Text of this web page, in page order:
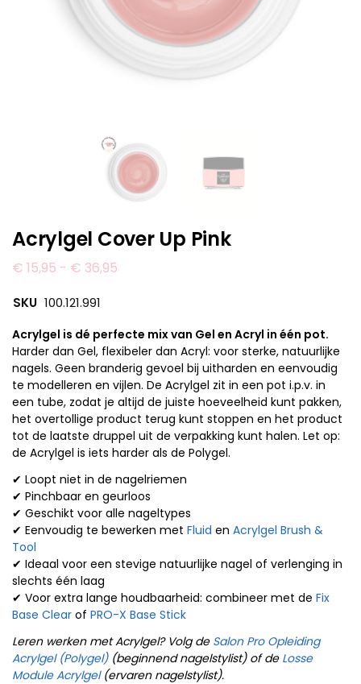
Acrylgel Cover Up Pink
€ 15,95 - € 36,95
SKU 100.121.991
Acrylgel is dé perfecte mix van Gel en Acryl in één pot.
Harder dan Gel, flexibeler dan Acryl: voor sterke, natuurlijke
nagels. Geen branderig gevoel bij uitharden en eenvoudig
te modelleren en vijlen. De Acrylgel zit in een pot i.p.v. in
een tube, zodat je altijd de juiste hoeveelheid kunt pakken,
het overtollige product terug kunt stoppen en het product
tot de laatste druppel uit de verpakking kunt halen. Let op:
de Acrylgel is iets harder als de Polygel.
✔ Loopt niet in de nagelriemen
✔ Pinchbaar en geurloos
✔ Geschikt voor alle nageltypes
✔ Eenvoudig te bewerken met Fluid en Acrylgel Brush &
Tool
✔ Ideaal voor een stevige natuurlijke nagel of verlenging in
slechts één laag
✔ Voor extra lange houdbaarheid: combineer met de Fix
Base Clear of PRO-X Base Stick
Leren werken met Acrylgel? Volg de Salon Pro Opleiding
Acrylgel (Polygel)(beginnend nagelstylist) of deLosse
Module Acrylgel(ervaren nagelstylist).